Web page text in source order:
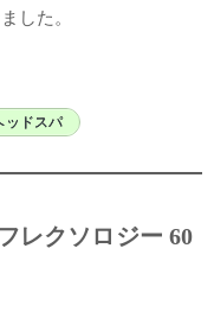
した。
ッドスパ
レクソロジー 60